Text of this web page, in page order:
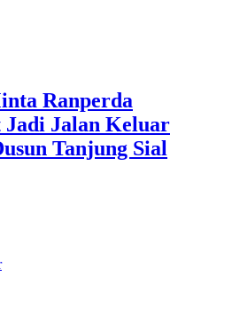
Ranperda
Jalan Keluar
Tanjung Sial